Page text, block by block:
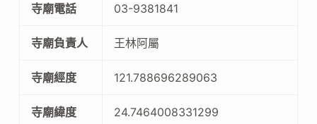
寺廟電話 03-9381841
寺廟負責人 王林阿屬
寺廟經度 121.788696289063
寺廟緯度 24.7464008331299